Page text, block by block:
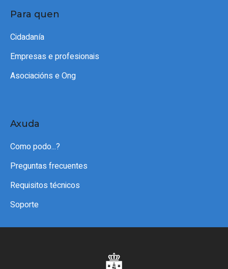
Para quen
Cidadanía
Empresas e profesionais
Asociacións e Ong
Axuda
Como podo...?
Preguntas frecuentes
Requisitos técnicos
Soporte